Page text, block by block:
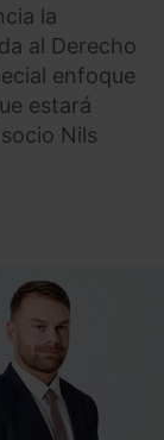
la
al Derecho
enfoque
estará
Nils